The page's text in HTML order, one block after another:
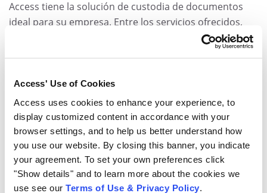
Access' Use of Cookies
Access uses cookies to enhance your experience, to
display customized content in accordance with your
browser settings, and to help us better understand how
you use our website. By closing this banner, you indicate
your agreement. To set your own preferences click
"Show details" and to learn more about the cookies we
use see our Terms of Use & Privacy Policy
Share
compartir compartir compartir
Access tiene la solución de custodia de documentos
ideal para su empresa. Entre los servicios ofrecidos,
están el almacenamiento de documentos físicos y la
digitalización de documentos, liberando espacio en su
estas informaciones.